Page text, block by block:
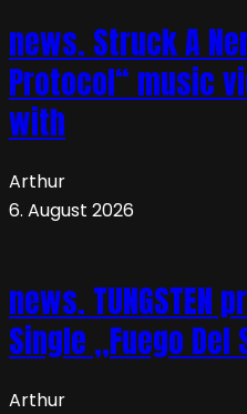
news. Struck A
Protocol“ music
with
Arthur
6. August 2026
news. TUNGSTEN
Single „Fuego Del
Arthur